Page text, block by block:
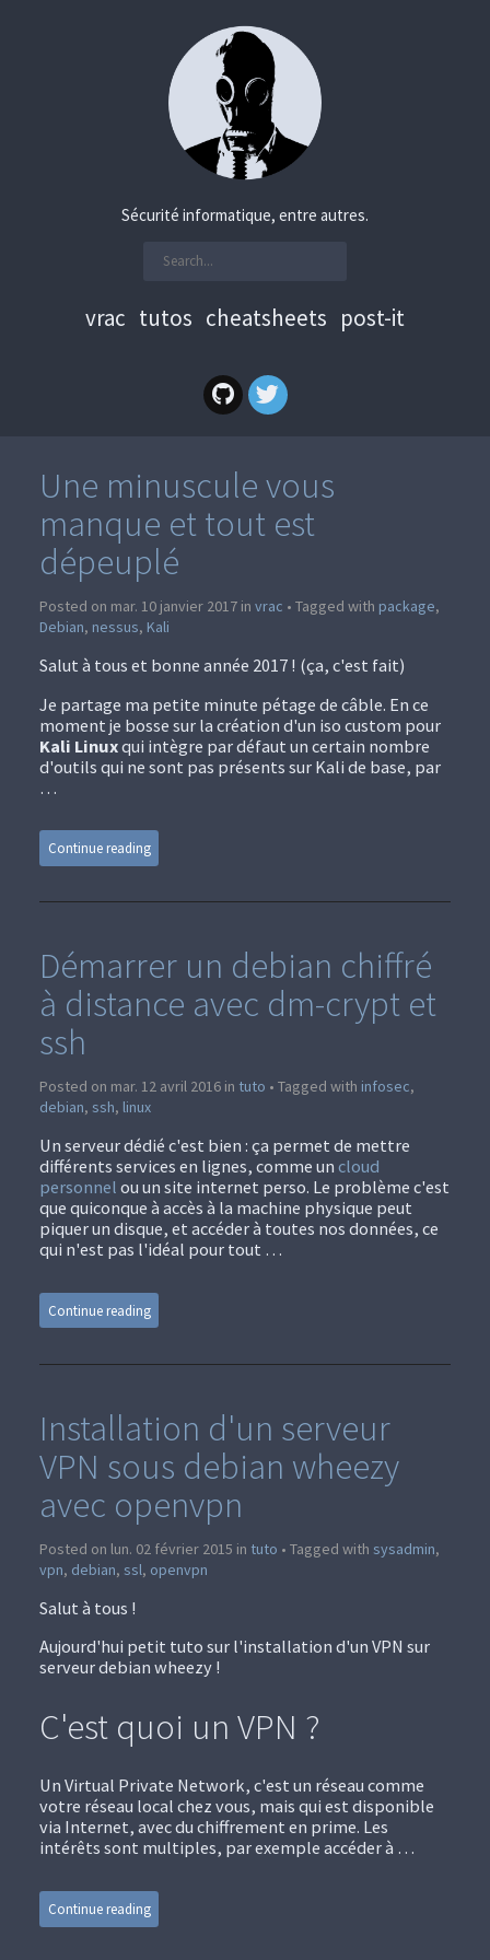
Sécurité informatique, entre autres.
vrac tutos cheatsheets post-it
Une minuscule vous
manque et tout est
dépeuplé
Posted on mar. 10 janvier 2017 in vrac • Tagged with package,
Debian, nessus, Kali
Salut à tous et bonne année 2017 ! (ça, c'est fait)
Je partage ma petite minute pétage de câble. En ce
moment je bosse sur la création d'un iso custom pour
Kali Linuxqui intègre par défaut un certain nombre
d'outils qui ne sont pas présents sur Kali de base, par
…
Continue reading
Démarrer un debian chiffré
à distance avec dm-crypt et
ssh
Posted on mar. 12 avril 2016 in tuto • Tagged with infosec,
debian, ssh, linux
Un serveur dédié c'est bien : ça permet de mettre
différents services en lignes, comme un cloud
personnel ou un site internet perso. Le problème c'est
que quiconque à accès à la machine physique peut
piquer un disque, et accéder à toutes nos données, ce
qui n'est pas l'idéal pour tout …
Continue reading
Installation d'un serveur
VPN sous debian wheezy
avec openvpn
Posted on lun. 02 février 2015 in tuto • Tagged with sysadmin,
vpn, debian, ssl, openvpn
Salut à tous !
Aujourd'hui petit tuto sur l'installation d'un VPN sur
serveur debian wheezy !
C'est quoi un VPN ?
Un Virtual Private Network, c'est un réseau comme
votre réseau local chez vous, mais qui est disponible
via Internet, avec du chiffrement en prime. Les
intérêts sont multiples, par exemple accéder à …
Continue reading